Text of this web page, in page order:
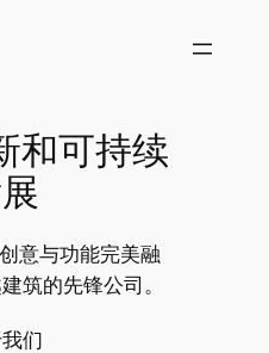
和可持续
意与功能完美融
筑的先锋公司。
们